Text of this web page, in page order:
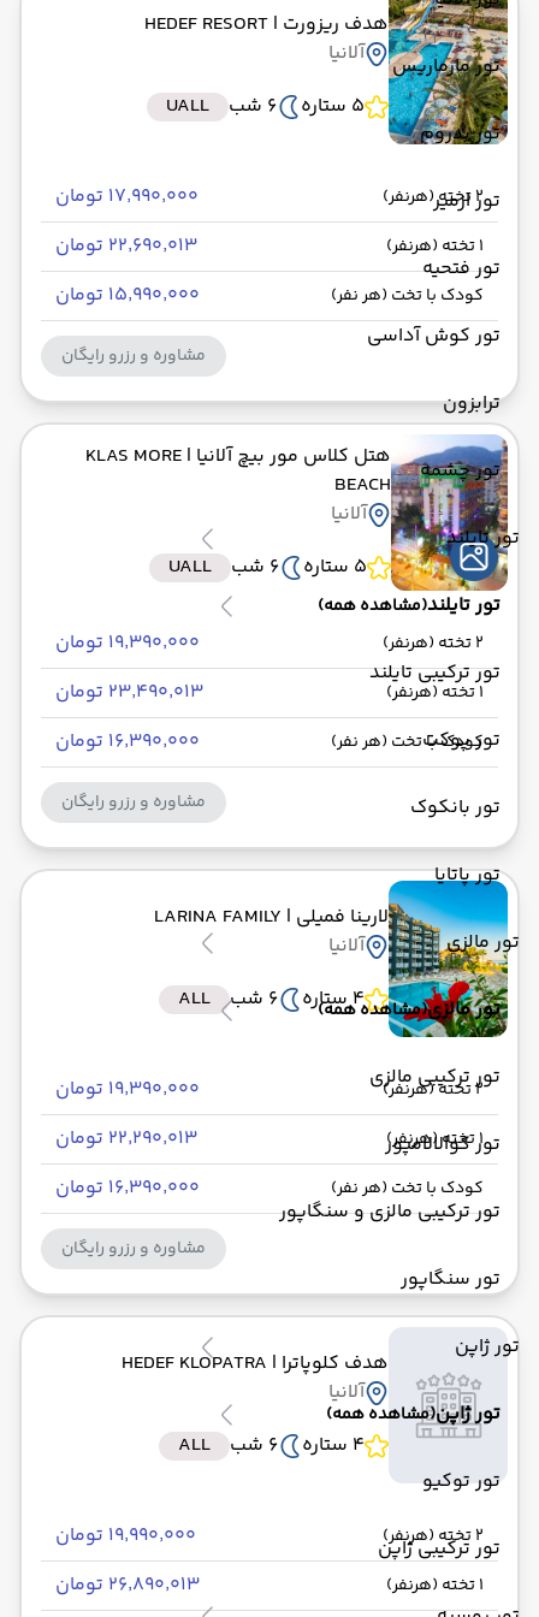
تور مارماریس
تور بدروم
تور ازمیر
تور فتحیه
تور کوش آداسی
ترابزون
تور چشمه
تور تایلند
تور تایلند(مشاهده همه)
تور ترکیبی تایلند
تور پوکت
تور بانکوک
تور پاتایا
تور مالزی
تور مالزی(مشاهده همه)
تور ترکیبی مالزی
تور کوالالامپور
تور ترکیبی مالزی و سنگاپور
تور سنگاپور
تور ژاپن
تور ژاپن(مشاهده همه)
تور توکیو
تور ترکیبی ژاپن
هدف ریزورت | HEDEF RESORT
آلانیا
5 ستاره
6 شب UALL
2 تخته (هرنفر) ۱۷٬۹۹۰٬۰۰۰ تومان
1 تخته (هرنفر) ۲۲٬۶۹۰٬۰۱۳ تومان
کودک با تخت (هر نفر) ۱۵٬۹۹۰٬۰۰۰ تومان
مشاوره و رزرو رایگان
هتل کلاس مور بیچ آلانیا | KLAS MORE
BEACH
آلانیا
5 ستاره
6 شب UALL
2 تخته (هرنفر) ۱۹٬۳۹۰٬۰۰۰ تومان
1 تخته (هرنفر) ۲۳٬۴۹۰٬۰۱۳ تومان
کودک با تخت (هر نفر) ۱۶٬۳۹۰٬۰۰۰ تومان
مشاوره و رزرو رایگان
لارینا فمیلی | LARINA FAMILY
آلانیا
4 ستاره
6 شب ALL
2 تخته (هرنفر) ۱۹٬۳۹۰٬۰۰۰ تومان
1 تخته (هرنفر) ۲۲٬۲۹۰٬۰۱۳ تومان
کودک با تخت (هر نفر) ۱۶٬۳۹۰٬۰۰۰ تومان
مشاوره و رزرو رایگان
هدف کلوپاترا | HEDEF KLOPATRA
آلانیا
4 ستاره
6 شب ALL
2 تخته (هرنفر) ۱۹٬۹۹۰٬۰۰۰ تومان
1 تخته (هرنفر) ۲۶٬۸۹۰٬۰۱۳ تومان